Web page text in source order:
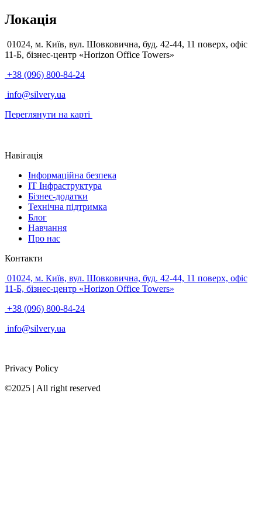
Локація
01024, м. Київ, вул. Шовковична, буд. 42-44, 11 поверх, офіс
11-Б, бізнес-центр «Horizon Office Towers»
+38 (096) 800-84-24
info@silvery.ua
Переглянути на карті
Навігація
Інформаційна безпека
IT Інфраструктура
Бізнес-додатки
Технічна підтримка
Блог
Навчання
Про нас
Контакти
01024, м. Київ, вул. Шовковична, буд. 42-44, 11 поверх, офіс
11-Б, бізнес-центр «Horizon Office Towers»
+38 (096) 800-84-24
info@silvery.ua
Privacy Policy
©2025 | All right reserved